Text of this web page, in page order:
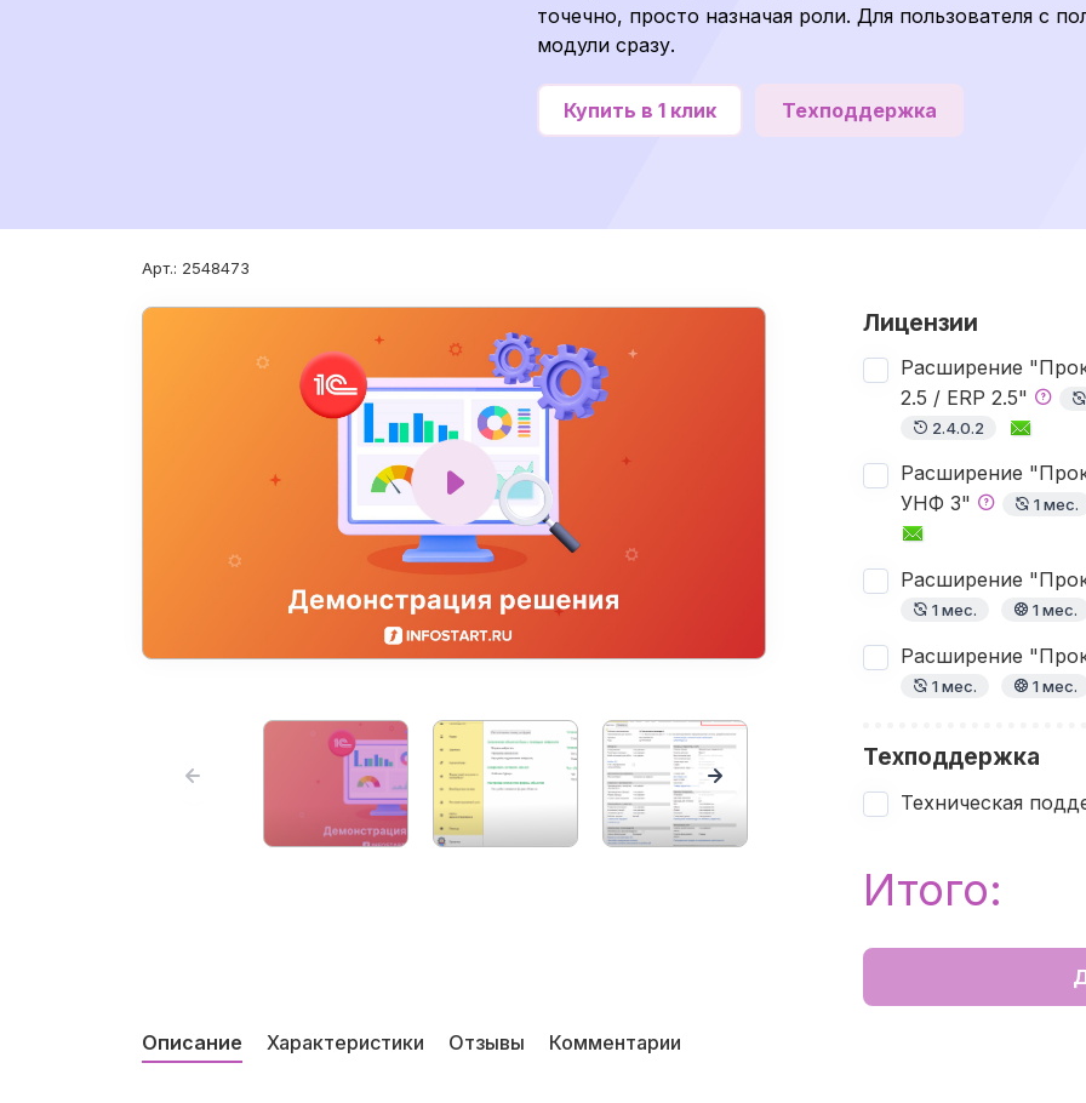
точечно, просто назначая роли. Для пользователя с
модули сразу.
Купить в 1 клик Техподдержка
Арт.: 2548473
Лицензии
Расширение
2.5 / ERP 2.5"
2.4.0.2
Расширение
УНФ 3"
1 мес.
Расширение
1 мес. 1 мес.
Расширение
1 мес. 1 мес.
Техподдержка
Техническая
Итого:
Описание Характеристики Отзывы Комментарии